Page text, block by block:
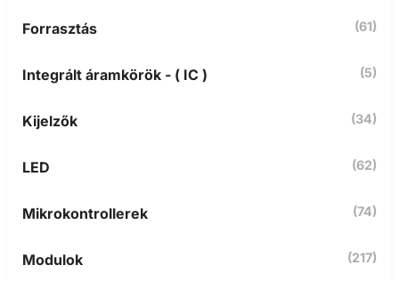
z
e
Forrasztás (61)
Integrált áramkörök - ( IC ) (5)
Kijelzők (34)
LED (62)
Mikrokontrollerek (74)
Modulok (217)